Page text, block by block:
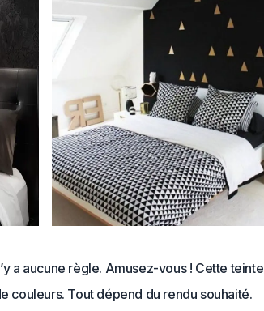
a aucune règle. Amusez-vous ! Cette teinte
couleurs. Tout dépend du rendu souhaité.